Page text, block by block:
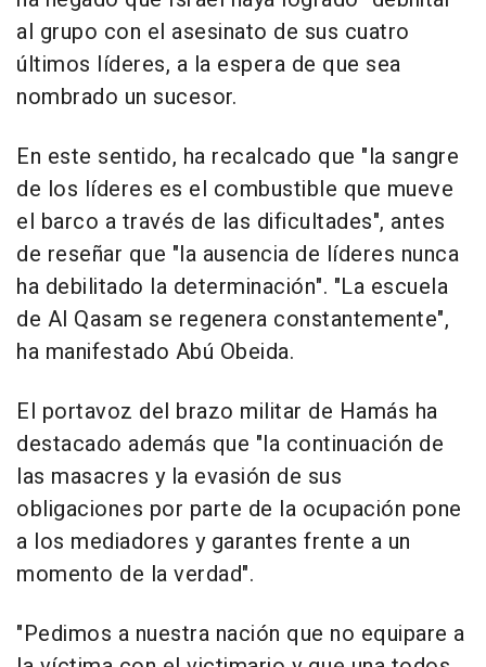
al grupo con el asesinato de sus cuatro
últimos líderes, a la espera de que sea
nombrado un sucesor.
En este sentido, ha recalcado que "la sangre
de los líderes es el combustible que mueve
el barco a través de las dificultades", antes
de reseñar que "la ausencia de líderes nunca
ha debilitado la determinación". "La escuela
de Al Qasam se regenera constantemente",
ha manifestado Abú Obeida.
El portavoz del brazo militar de Hamás ha
destacado además que "la continuación de
las masacres y la evasión de sus
obligaciones por parte de la ocupación pone
a los mediadores y garantes frente a un
momento de la verdad".
"Pedimos a nuestra nación que no equipare a